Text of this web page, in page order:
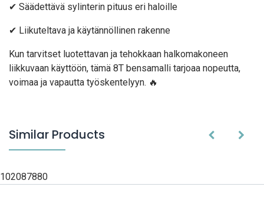
✔ Säädettävä sylinterin pituus eri haloille
✔ Liikuteltava ja käytännöllinen rakenne
Kun tarvitset luotettavan ja tehokkaan halkomakoneen
liikkuvaan käyttöön, tämä 8T bensamalli tarjoaa nopeutta,
voimaa ja vapautta työskentelyyn. 🔥
Similar Products
102087880